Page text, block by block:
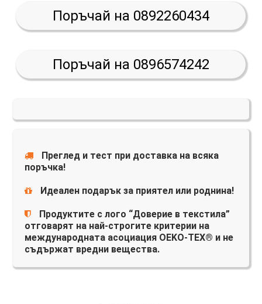
Поръчай на 0892260434
Поръчай на 0896574242
Преглед и тест при доставка на всяка
поръчка!
Идеален подарък за приятел или роднина!
Продуктите с лого “Доверие в текстила”
отговарят на най-строгите критерии на
международната асоциация OEKO-TEX® и не
съдържат вредни вещества.